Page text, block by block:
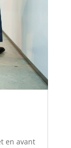
en avant